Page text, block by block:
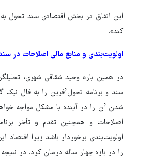
این اتفاق در بخش اقتصادی سند تحول
کند».
اولویت‌بندی و منابع مالی اصلاحات در
در همین باره وحید شقاقی شهری،
سند و برنامه تحول‌آفرین را به فال
شدن آن را در آینده با مشکل مواجه
اصلاحات و همچنین تقدم و تأخر
اولویت‌بندی برخوردار باشد زیرا
را در بازه چهار ساله درمان کرد. در